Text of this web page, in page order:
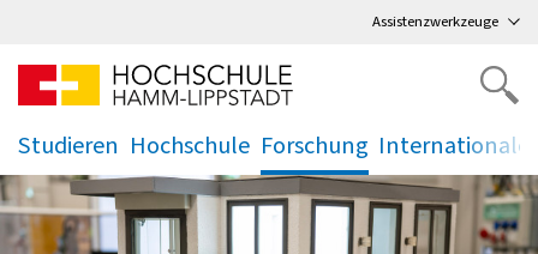
Assistenzwerkzeuge
Studieren
.
Hochschule
.
Forschung
. .